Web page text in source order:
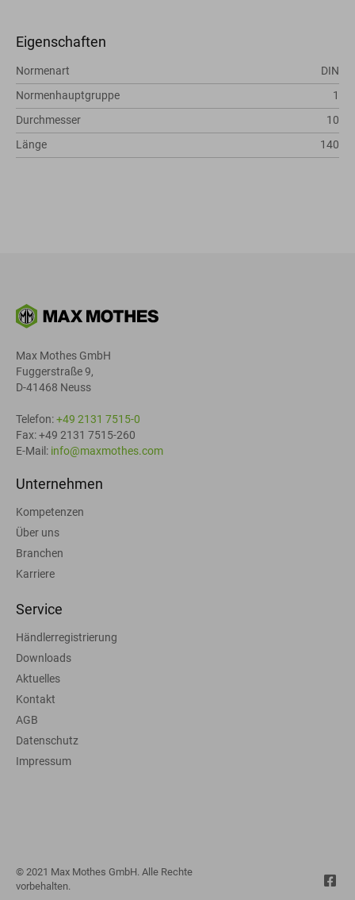
Eigenschaften
Normenart
DIN
Normenhauptgruppe
1
Durchmesser
10
Länge
140
Max Mothes GmbH
Fuggerstraße 9,
D-41468 Neuss
Telefon:+49 2131 7515-0
Fax: +49 2131 7515-260
E-Mail: info@maxmothes.com
Unternehmen
Kompetenzen
Über uns
Branchen
Karriere
Service
Händlerregistrierung
Downloads
Aktuelles
Kontakt
AGB
Datenschutz
Impressum
© 2021 Max Mothes GmbH. Alle Rechte
vorbehalten.